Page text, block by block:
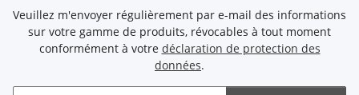
Veuillez m'envoyer régulièrement par e-mail des informations
sur votre gamme de produits, révocables à tout moment
conformément à votre déclaration de protection des
données.